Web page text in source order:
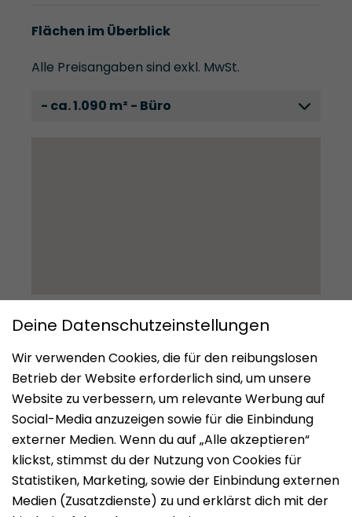
Flächen im Überblick
Alle Preisangaben sind exkl. MwSt.
- ca. 1.090 m² - Büro
Impressum
Datenschutz